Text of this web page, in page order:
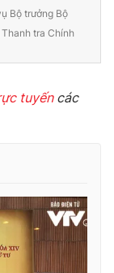
483/GP-BTTTT
Quốc Thắng,
Bộ trưởng Bộ
tra Chính
tuyếncác